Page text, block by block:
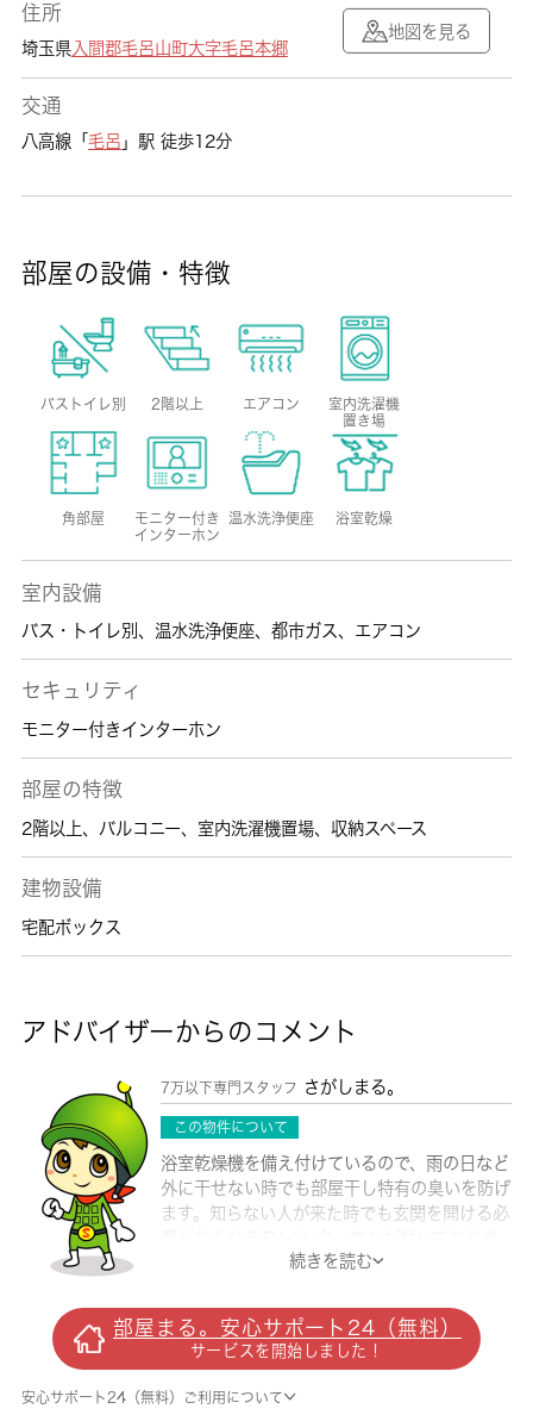
住所
埼玉県入間郡毛呂山町大字毛呂本郷
地図を見る
交通
八高線「 毛呂 」駅 徒歩12分
部屋の設備・特徴
バストイレ別 2階以上 エアコン
室内洗濯機
置き場
角部屋
モニター付き
インターホン
温水洗浄便座 浴室乾燥
室内設備
バス・トイレ別 、 温水洗浄便座、 都市ガス、 エアコン
セキュリティ
モニター付きインターホン
部屋の特徴
2階以上、 バルコニー、 室内洗濯機置場、 収納スペース
建物設備
宅配ボックス
アドバイザーからのコメント
7万以下専門スタッフ さがしまる。
この物件について
浴室乾燥機を備え付けているので、雨の日など
外に干せない時でも部屋干し特有の臭いを防げ
ます。知らない人が来た時でも玄関を開ける必
す。住む人のことも考えられている満足度の高
物件です。ネットの回線工事が済んでいるので
すぐにパソコンが使えます。エアコン付きのア
パートなので、快適に生活できます。住まい探
しは 城南コミュニティで。当社では入間郡毛
続きを読む
部屋まる。安心サポート24（無料）
サービスを開始しました！
安心サポート24（無料）ご利用について